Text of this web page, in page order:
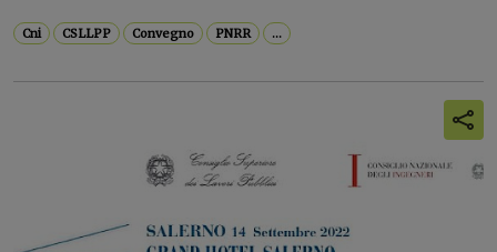
Cni CSLLPP Convegno PNRR ...